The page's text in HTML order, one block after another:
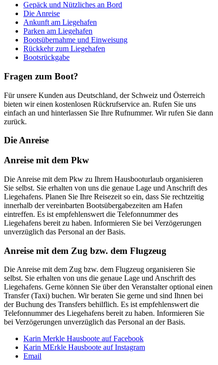
Gepäck und Nützliches an Bord
Die Anreise
Ankunft am Liegehafen
Parken am Liegehafen
Bootsübernahme und Einweisung
Rückkehr zum Liegehafen
Bootsrückgabe
Fragen zum Boot?
Für unsere Kunden aus Deutschland, der Schweiz und Österreich
bieten wir einen kostenlosen Rückrufservice an. Rufen Sie uns
einfach an und hinterlassen Sie Ihre Rufnummer. Wir rufen Sie dann
zurück.
Die Anreise
Anreise mit dem Pkw
Die Anreise mit dem Pkw zu Ihrem Hausbooturlaub organisieren
Sie selbst. Sie erhalten von uns die genaue Lage und Anschrift des
Liegehafens. Planen Sie Ihre Reisezeit so ein, dass Sie rechtzeitig
innerhalb der vereinbarten Bootsübergabezeiten am Hafen
eintreffen. Es ist empfehlenswert die Telefonnummer des
Liegehafens bereit zu haben. Informieren Sie bei Verzögerungen
unverzüglich das Personal an der Basis.
Anreise mit dem Zug bzw. dem Flugzeug
Die Anreise mit dem Zug bzw. dem Flugzeug organisieren Sie
selbst. Sie erhalten von uns die genaue Lage und Anschrift des
Liegehafens. Gerne können Sie über den Veranstalter optional einen
Transfer (Taxi) buchen. Wir beraten Sie gerne und sind Ihnen bei
der Buchung des Transfers behilflich. Es ist empfehlenswert die
Telefonnummer des Liegehafens bereit zu haben. Informieren Sie
bei Verzögerungen unverzüglich das Personal an der Basis.
Karin Merkle Hausboote auf Facebook
Karin MErkle Hausboote auf Instagram
Email